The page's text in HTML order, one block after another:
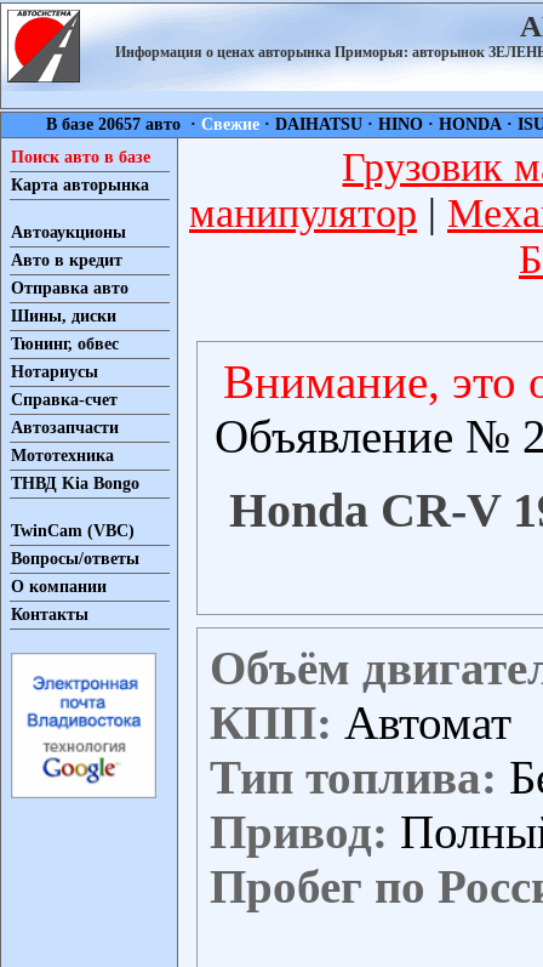
Информация о ценах авторынка Приморья: авторынок
В базе 20657 авто ·Свежие ·DAIHATSU ·HINO ·HONDA ·
Поиск авто в базе
Карта авторынка
Автоаукционы
Авто в кредит
Отправка авто
Шины, диски
Тюнинг, обвес
Нотариусы
Справка-счет
Автозапчасти
Мототехника
ТНВД Kia Bongo
TwinCam (VBC)
Вопросы/ответы
О компании
Контакты
Грузовик
манипулятор |
Внимание, это
Объявление №
Honda CR-V
Объём
КПП: Автомат
Тип топлива:
Привод:
Пробег по